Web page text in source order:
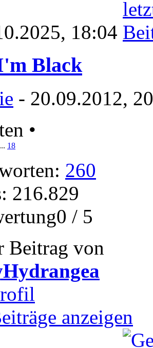
18:04
Black
- 20.09.2012,
•
... 18
260
216.829
/ 5
Beitrag von
anzeigen